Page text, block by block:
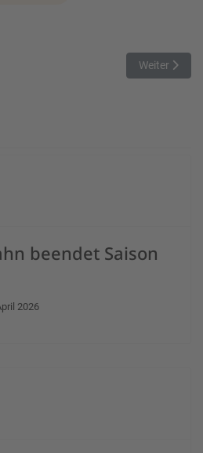
in der ZwischenrundeNächster
Weiter
beendet Saison
2026